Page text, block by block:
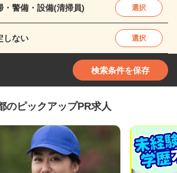
・警備・設備(清掃員) 選択
しない 選択
検索条件を保存
のピックアップPR求人